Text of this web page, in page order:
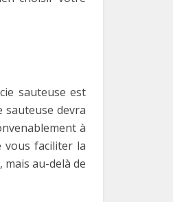
sauteuse est
sauteuse devra
à
vous faciliter la
au-delà de